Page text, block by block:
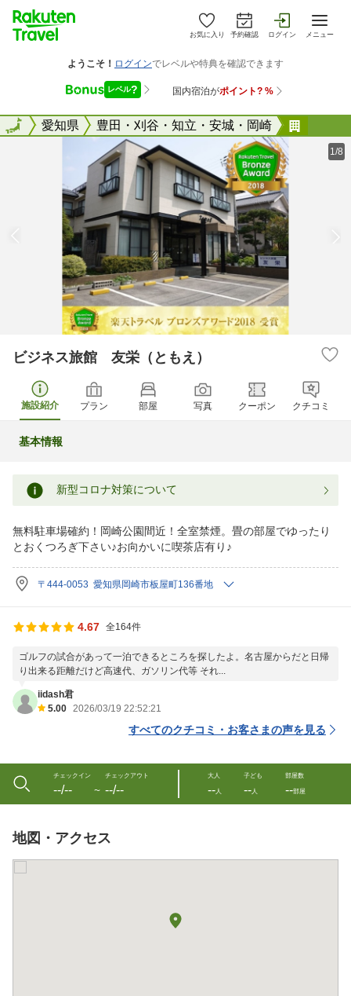
お気に入り 予約確認 ログイン メニュー
全国愛知県 豊田・刈谷・知立・安城・岡崎
全国
1/8
ビジネス旅館 友栄（ともえ）
施設紹介 プラン 部屋 写真 クーポン クチコミ
基本情報
新型コロナ対策について
無料駐車場確約！岡崎公園間近！全室禁煙。畳の部屋でゆったり
とおくつろぎ下さい♪お向かいに喫茶店有り♪
〒444-0053 愛知県岡崎市板屋町136番地
4.67 全164件
ゴルフの試合があって一泊できるところを探したよ。名古屋からだと日帰
り出来る距離だけど高速代、ガソリン代等 それ...
iidash君
5.00 2026/03/19 22:52:21
すべてのクチコミ・お客さまの声を見る
チェックイン
--/-- 〜
チェックアウト
--/--
大人
--人
子ども
--人
部屋数
--部屋
地図・アクセス